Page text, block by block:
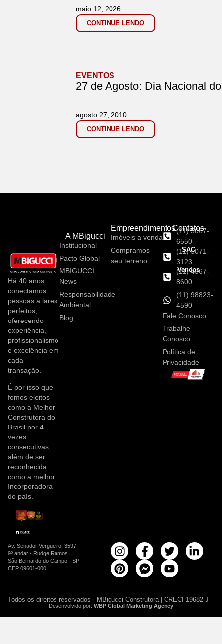
CONTINUE LENDO
maio 12, 2026
EVENTOS
27 de Agosto: Dia Nacional
CONTINUE LENDO
agosto 27, 2010
Há 40 anos
conectamos
pessoas a lares
perfeitos,
oferecendo
experiência,
profissionalismo
e excelência em
cada
transação.
É por isso que
fomos eleitos
como a Melhor
Construtora do
Brasil por 4
vezes
consecutivas,
além de ser
reconhecida
como a melhor
Incorporadora
do país.
A MBigucci
Institucional
Pacto Global
MBIGUCCI
News
Responsabilidade
Ambiental
Blog
Empreendimentos
Imóveis a venda
Compramos
seu terreno
Contatos
(11) 5067-
6550
SAC
(11) 5071-
3123
Vendas
(11) 4367-
8600
(11) 98823-
4590
Fale Conosco
Trabalhe
Conosco
Política de
Privacidade
Av. Senador Vergueiro, 3597
9º andar - Rudge Ramos
São Bernardo do Campo - SP
CEP 09601-000
Todos os direitos reservados - MBigucci Construtora | CRECI 19682-J
Desenvolvido por: WBP Global Marketing Agency